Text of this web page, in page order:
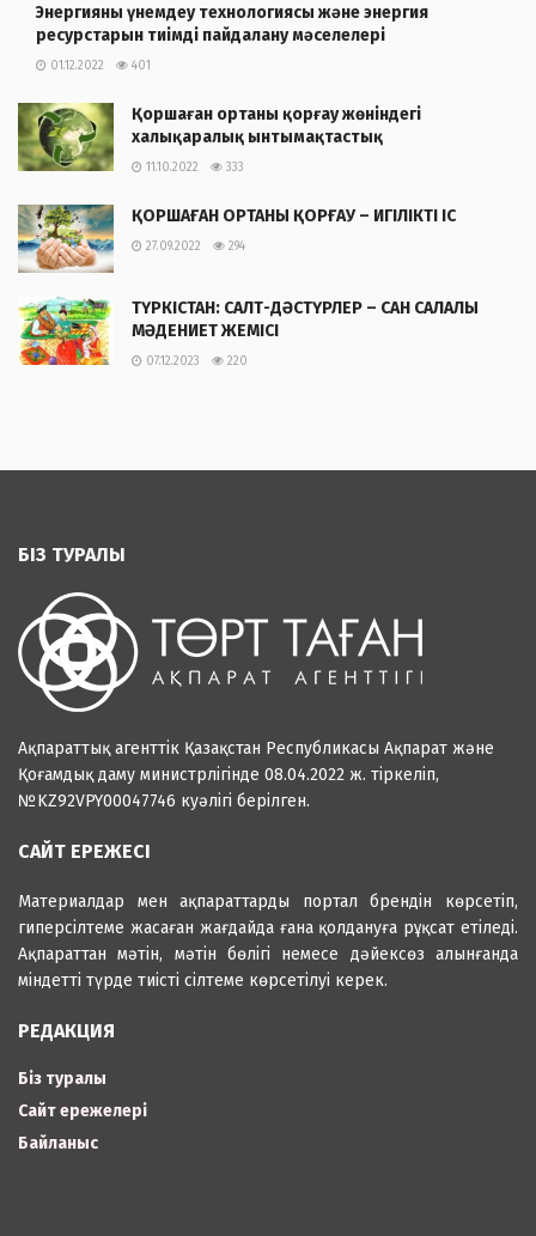
Энергияны үнемдеу технологиясы және энергия
ресурстарын тиімді пайдалану мәселелері
01.12.2022 401
Қоршаған ортаны қорғау жөніндегі
халықаралық ынтымақтастық
11.10.2022 333
ҚОРШАҒАН ОРТАНЫ ҚОРҒАУ – ИГІЛІКТІ ІС
27.09.2022 294
ТҮРКІСТАН: САЛТ-ДӘСТҮРЛЕР – САН САЛАЛЫ
МӘДЕНИЕТ ЖЕМІСІ
07.12.2023 220
БІЗ ТУРАЛЫ
Ақпараттық агенттік Қазақстан Республикасы Ақпарат және
Қоғамдық даму министрлігінде 08.04.2022 ж. тіркеліп,
№KZ92VPY00047746 куәлігі берілген.
САЙТ ЕРЕЖЕСІ
Материалдар мен ақпараттарды портал брендін көрсетіп,
гиперсілтеме жасаған жағдайда ғана қолдануға рұқсат етіледі.
Ақпараттан мәтін, мәтін бөлігі немесе дәйексөз алынғанда
міндетті түрде тиісті сілтеме көрсетілуі керек.
РЕДАКЦИЯ
Біз туралы
Сайт ережелері
Байланыс